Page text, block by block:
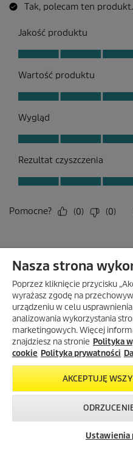
Nasza strona
Poprzez kliknięcie przycisku
wyrażasz zgodę na
urządzeniu w celu
analizowania wykorzystania
marketingowych. Więcej
znajdziesz na stronie Polityka
cookie Polityka prywatności
AKCEPTUJĘ
Ustawienia